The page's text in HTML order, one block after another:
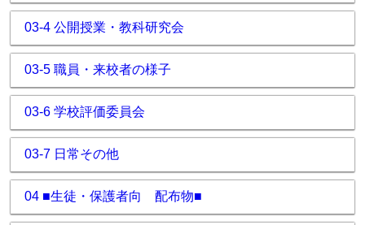
03-4 公開授業・教科研究会
03-5 職員・来校者の様子
03-6 学校評価委員会
03-7 日常その他
04 ■生徒・保護者向 配布物■